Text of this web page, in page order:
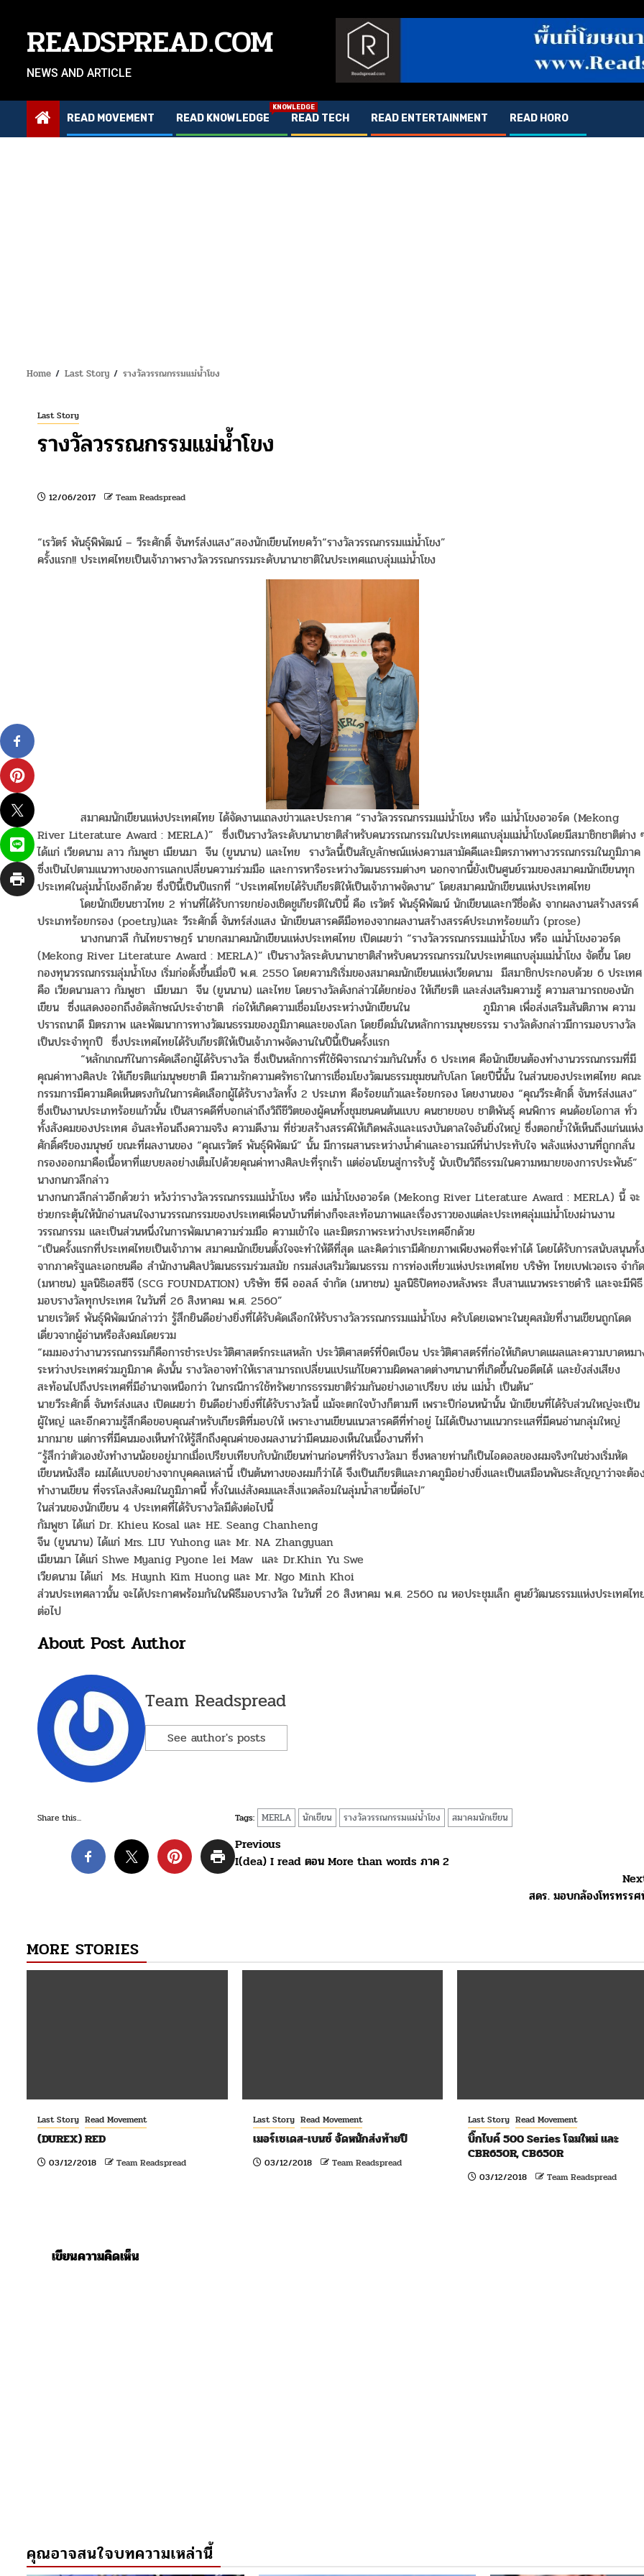
contentREADSPREAD.COM
NEWS AND ARTICLE
READ MOVEMENT READ KNOWLEDGE
KNOWLEDGE
READ TECH READ ENTERTAINMENT READ HORO
Home Last Story รางวัลวรรณกรรมแม่น้ำโขง
Last Story
รางวัลวรรณกรรมแม่น้ำโขง
12/06/2017 Team Readspread
“เรวัตร์ พันธุ์พิพัฒน์ – วีระศักดิ์ จันทร์ส่งแสง”สองนักเขียนไทยคว้า“รางวัลวรรณกรรมแม่น้ำโขง”
ครั้งแรก!! ประเทศไทยเป็นเจ้าภาพรางวัลวรรณกรรมระดับนานาชาติในประเทศแถบลุ่มแม่น้ำโขง
สมาคมนักเขียนแห่งประเทศไทย ได้จัดงานแถลงข่าวและประกาศ “รางวัลวรรณกรรมแม่น้ำโขง หรือ แม่น้ำโขงอวอร์ด (Mekong
River Literature Award : MERLA)” ซึ่งเป็นรางวัลระดับนานาชาติสำหรับคนวรรณกรรมในประเทศแถบลุ่มแม่น้ำโขงโดยมีสมาชิกชาติต่าง
ได้แก่ เวียดนาม ลาว กัมพูชา เมียนมา จีน (ยูนนาน) และไทย รางวัลนี้เป็นสัญลักษณ์แห่งความสามัคคีและมิตรภาพทางวรรณกรรมในภูมิภาค
ซึ่งเป็นไปตามแนวทางของการแลกเปลี่ยนความร่วมมือ และการหารือระหว่างวัฒนธรรมต่างๆ นอกจากนี้ยังเป็นศูนย์รวมของสมาคมนักเขียนทุก
ประเทศในลุ่มน้ำโขงอีกด้วย ซึ่งปีนี้เป็นปีแรกที่ “ประเทศไทยได้รับเกียรติให้เป็นเจ้าภาพจัดงาน” โดยสมาคมนักเขียนแห่งประเทศไทย
โดยนักเขียนชาวไทย 2 ท่านที่ได้รับการยกย่องเชิดชูเกียรติในปีนี้ คือ เรวัตร์ พันธุ์พิพัฒน์ นักเขียนและกวีชื่อดัง จากผลงานสร้างสรรค์
ประเภทร้อยกรอง (poetry)และ วีระศักดิ์ จันทร์ส่งแสง นักเขียนสารคดีมือทองจากผลงานสร้างสรรค์ประเภทร้อยแก้ว (prose)
นางกนกวลี กันไทยราษฎร์ นายกสมาคมนักเขียนแห่งประเทศไทย เปิดเผยว่า “รางวัลวรรณกรรมแม่น้ำโขง หรือ แม่น้ำโขงอวอร์ด
(Mekong River Literature Award : MERLA)” เป็นรางวัลระดับนานาชาติสำหรับคนวรรณกรรมในประเทศแถบลุ่มแม่น้ำโขง จัดขึ้น โดย
กองทุนวรรณกรรมลุ่มน้ำโขง เริ่มก่อตั้งขึ้นเมื่อปี พ.ศ. 2550 โดยความริเริ่มของสมาคมนักเขียนแห่งเวียดนาม มีสมาชิกประกอบด้วย 6 ประเทศ
คือ เวียดนามลาว กัมพูชา เมียนมา จีน (ยูนนาน) และไทย โดยรางวัลดังกล่าวได้ยกย่อง ให้เกียรติ และส่งเสริมความรู้ ความสามารถของนัก
เขียน ซึ่งแสดงออกถึงอัตลักษณ์ประจำชาติ ก่อให้เกิดความเชื่อมโยงระหว่างนักเขียนใน ภูมิภาค เพื่อส่งเสริมสันติภาพ ความ
ปรารถนาดี มิตรภาพ และพัฒนาการทางวัฒนธรรมของภูมิภาคและของโลก โดยยึดมั่นในหลักการมนุษยธรรม รางวัลดังกล่าวมีการมอบรางวัล
เป็นประจำทุกปี ซึ่งประเทศไทยได้รับเกียรติให้เป็นเจ้าภาพจัดงานในปีนี้เป็นครั้งแรก
“หลักเกณฑ์ในการคัดเลือกผู้ได้รับรางวัล ซึ่งเป็นหลักการที่ใช้พิจารณาร่วมกันในทั้ง 6 ประเทศ คือนักเขียนต้องทำงานวรรณกรรมที่มี
คุณค่าทางศิลปะ ให้เกียรติแก่มนุษยชาติ มีความรักความศรัทธาในการเชื่อมโยงวัฒนธรรมชุมชนกับโลก โดยปีนี้นั้น ในส่วนของประเทศไทย คณะ
กรรมการมีความคิดเห็นตรงกันในการคัดเลือกผู้ได้รับรางวัลทั้ง 2 ประเภท คือร้อยแก้วและร้อยกรอง โดยงานของ “คุณวีระศักดิ์ จันทร์ส่งแสง”
ซึ่งเป็นงานประเภทร้อยแก้วนั้น เป็นสารคดีที่บอกเล่าถึงวิถีชีวิตของผู้คนทั้งชุมชนคนต้นแบบ คนชายขอบ ชาติพันธุ์ คนพิการ คนด้อยโอกาส ทั่ว
ทั้งสังคมของประเทศ อันสะท้อนถึงความจริง ความดีงาม ที่ช่วยสร้างสรรค์ให้เกิดพลังและแรงบันดาลใจอันยิ่งใหญ่ ซึ่งตอกย้ำให้เห็นถึงแก่นแห่ง
ศักดิ์ศรีของมนุษย์ ขณะที่ผลงานของ “คุณเรวัตร์ พันธุ์พิพัฒน์” นั้น มีการผสานระหว่างน้ำคำและอารมณ์ที่น่าประทับใจ พลังแห่งงานที่ถูกกลั่น
กรองออกมาคือเนื้อหาที่แยบยลอย่างเต็มไปด้วยคุณค่าทางศิลปะที่รุกเร้า แต่อ่อนโยนสู่การรับรู้ นับเป็นวิถีธรรมในความหมายของการประพันธ์”
นางกนกวลีกล่าว
นางกนกวลีกล่าวอีกด้วยว่า หวังว่ารางวัลวรรณกรรมแม่น้ำโขง หรือ แม่น้ำโขงอวอร์ด (Mekong River Literature Award : MERLA) นี้ จะ
ช่วยกระตุ้นให้นักอ่านสนใจงานวรรณกรรมของประเทศเพื่อนบ้านที่ต่างก็จะสะท้อนภาพและเรื่องราวของแต่ละประเทศลุ่มแม่น้ำโขงผ่านงาน
วรรณกรรม และเป็นส่วนหนึ่งในการพัฒนาความร่วมมือ ความเข้าใจ และมิตรภาพระหว่างประเทศอีกด้วย
“เป็นครั้งแรกที่ประเทศไทยเป็นเจ้าภาพ สมาคมนักเขียนตั้งใจจะทำให้ดีที่สุด และคิดว่าเรามีศักยภาพเพียงพอที่จะทำได้ โดยได้รับการสนับสนุนทั้ง
จากภาครัฐและเอกชนคือ สำนักงานศิลปวัฒนธรรมร่วมสมัย กรมส่งเสริมวัฒนธรรม การท่องเที่ยวแห่งประเทศไทย บริษัท ไทยเบฟเวอเรจ จำกัด
(มหาชน) มูลนิธิเอสซีจี (SCG FOUNDATION) บริษัท ซีพี ออลล์ จำกัด (มหาชน) มูลนิธิปิดทองหลังพระ สืบสานแนวพระราชดำริ และจะมีพิธี
มอบรางวัลทุกประเทศ ในวันที่ 26 สิงหาคม พ.ศ. 2560”
นายเรวัตร์ พันธุ์พิพัฒน์กล่าวว่า รู้สึกยินดีอย่างยิ่งที่ได้รับคัดเลือกให้รับรางวัลวรรณกรรมแม่น้ำโขง ครับโดยเฉพาะในยุคสมัยที่งานเขียนถูกโดด
เดี่ยวจากผู้อ่านหรือสังคมโดยรวม
“ผมมองว่างานวรรณกรรมก็คือการชำระประวัติศาสตร์กระแสหลัก ประวัติศาสตร์ที่บิดเบือน ประวัติศาสตร์ที่ก่อให้เกิดบาดแผลและความบาดหม
ระหว่างประเทศร่วมภูมิภาค ดังนั้น รางวัลอาจทำให้เราสามารถเปลี่ยนแปรแก้ไขความผิดพลาดต่างๆนานาที่เกิดขึ้นในอดีตได้ และยังส่งเสียง
สะท้อนไปถึงประเทศที่มีอำนาจเหนือกว่า ในกรณีการใช้ทรัพยากรธรรมชาติร่วมกันอย่างเอาเปรียบ เช่น แม่น้ำ เป็นต้น”
นายวีระศักดิ์ จันทร์ส่งแสง เปิดเผยว่า ยินดีอย่างยิ่งที่ได้รับรางวัลนี้ แม้จะตกใจบ้างก็ตามที เพราะปีก่อนหน้านั้น นักเขียนที่ได้รับส่วนใหญ่จะเป็น
ผู้ใหญ่ และอีกความรู้สึกคือขอบคุณสำหรับเกียรติที่มอบให้ เพราะงานเขียนแนวสารคดีที่ทำอยู่ ไม่ได้เป็นงานแนวกระแสที่มีคนอ่านกลุ่มใหญ่
มากมาย แต่การที่มีคนมองเห็นทำให้รู้สึกถึงคุณค่าของผลงานว่ามีคนมองเห็นในเนื้องานที่ทำ
“รู้สึกว่าตัวเองยังทำงานน้อยอยู่มากเมื่อเปรียบเทียบกับนักเขียนท่านก่อนๆที่รับรางวัลมา ซึ่งหลายท่านก็เป็นไอดอลของผมจริงๆในช่วงเริ่มหัด
เขียนหนังสือ ผมได้แบบอย่างจากบุคคลเหล่านี้ เป็นต้นทางของผมก็ว่าได้ จึงเป็นเกียรติและภาคภูมิอย่างยิ่งและเป็นเสมือนพันธะสัญญาว่าจะต้อ
ทำงานเขียน ที่จรรโลงสังคมในภูมิภาคนี้ ทั้งในแง่สังคมและสิ่งแวดล้อมในลุ่มน้ำสายนี้ต่อไป”
ในส่วนของนักเขียน 4 ประเทศที่ได้รับรางวัลมีดังต่อไปนี้
กัมพูชา ได้แก่ Dr. Khieu Kosal และ HE. Seang Chanheng
จีน (ยูนนาน) ได้แก่ Mrs. LIU Yuhong และ Mr. NA Zhangyuan
เมียนมา ได้แก่ Shwe Myanig Pyone lei Maw และ Dr.Khin Yu Swe
เวียดนาม ได้แก่ Ms. Huynh Kim Huong และ Mr. Ngo Minh Khoi
ส่วนประเทศลาวนั้น จะได้ประกาศพร้อมกันในพิธีมอบรางวัล ในวันที่ 26 สิงหาคม พ.ศ. 2560 ณ หอประชุมเล็ก ศูนย์วัฒนธรรมแห่งประเทศไท
ต่อไป
About Post Author
Team Readspread
See author's posts
Share this... Tags: MERLA นักเขียน รางวัลวรรณกรรมแม่น้ำโขง สมาคมนักเขียน
Post
navigation
Previous
I(dea) I read ตอน More than words ภาค 2
สดร. มอบกล้องโทรทรร
MORE STORIES
Last Story Read Movement
(DUREX) RED
03/12/2018 Team Readspread
Last Story Read Movement
เมอร์เซเดส-เบนซ์ จัดหนักส่งท้ายปี
03/12/2018 Team Readspread
Last Story Read Movement
บิ๊กไบค์ 500 Series โฉมใหม่ และ
CBR650R, CB650R
03/12/2018 Team Readspread
เขียนความคิดเห็น
คุณอาจสนใจบทความเหล่านี้